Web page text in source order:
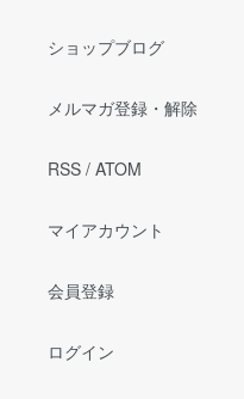
ショップブログ
メルマガ登録・解除
RSS / ATOM
マイアカウント
会員登録
ログイン